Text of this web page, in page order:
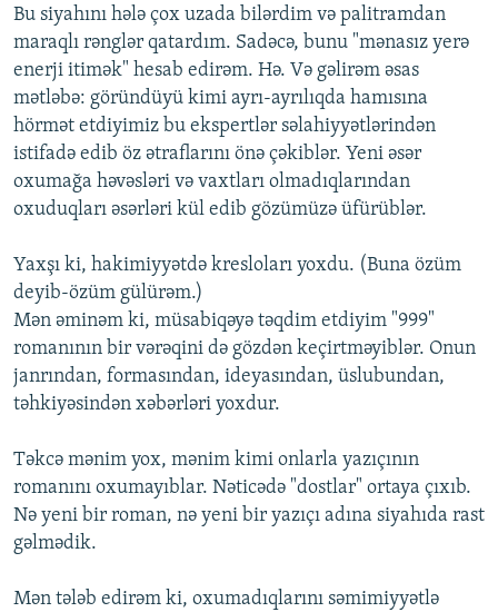
Bu siyahını hələ çox uzada bilərdim və palitramdan
maraqlı rənglər qatardım. Sadəcə, bunu "mənasız yerə
enerji itimək" hesab edirəm. Hə. Və gəlirəm əsas
mətləbə: göründüyü kimi ayrı-ayrılıqda hamısına
hörmət etdiyimiz bu ekspertlər səlahiyyətlərindən
istifadə edib öz ətraflarını önə çəkiblər. Yeni əsər
oxumağa həvəsləri və vaxtları olmadıqlarından
oxuduqları əsərləri kül edib gözümüzə üfürüblər.
Yaxşı ki, hakimiyyətdə kresloları yoxdu. (Buna özüm
deyib-özüm gülürəm.)
Mən əminəm ki, müsabiqəyə təqdim etdiyim "999"
romanının bir vərəqini də gözdən keçirtməyiblər. Onun
janrından, formasından, ideyasından, üslubundan,
təhkiyəsindən xəbərləri yoxdur.
Təkcə mənim yox, mənim kimi onlarla yazıçının
romanını oxumayıblar. Nəticədə "dostlar" ortaya çıxıb.
Nə yeni bir roman, nə yeni bir yazıçı adına siyahıda rast
gəlmədik.
Mən tələb edirəm ki, oxumadıqlarını səmimiyyətlə